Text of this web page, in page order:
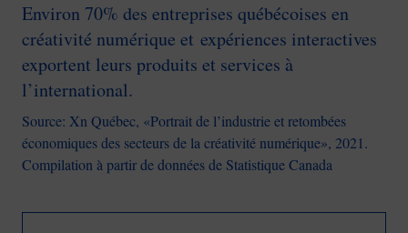
Environ 70% des entreprises québécoises en
créativité numérique et expériences interactives
exportent leurs produits et services à
l’international.
Source: Xn Québec, «Portrait de l’industrie et retombées
économiques des secteurs de la créativité numérique», 2021.
Compilation à partir de données de Statistique Canada